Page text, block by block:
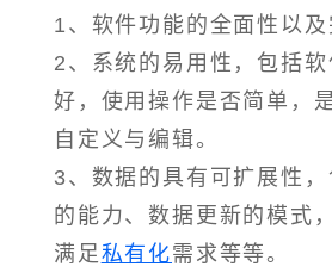
1、软件功能的全面性以及
2、系统的易用性，包括
好，使用操作是否简单，
自定义与编辑。
3、数据的具有可扩展性
的能力、数据更新的模式
满足 私有化需求等等。